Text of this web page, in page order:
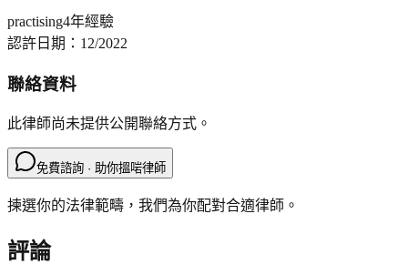
practising4年經驗
認許日期： 12/2022
聯絡資料
此律師尚未提供公開聯絡方式。
免費諮詢 · 助你搵啱律師
揀選你的法律範疇，我們為你配對合適律師。
評論